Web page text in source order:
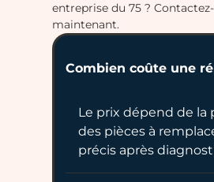
entreprise du 75 ?
maintenant.
Combien coûte une
Le prix dépend de la
des pièces à
précis après